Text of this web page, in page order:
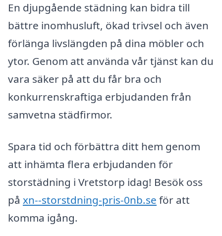
En djupgående städning kan bidra till
bättre inomhusluft, ökad trivsel och även
förlänga livslängden på dina möbler och
ytor. Genom att använda vår tjänst kan du
vara säker på att du får bra och
konkurrenskraftiga erbjudanden från
samvetna städfirmor.
Spara tid och förbättra ditt hem genom
att inhämta flera erbjudanden för
storstädning i Vretstorp idag! Besök oss
på xn--storstdning-pris-0nb.se för att
komma igång.